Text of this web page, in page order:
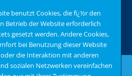
benutzt Cookies, die fï¿½r den
Betrieb der Website erforderlich
gesetzt werden. Andere Cookies,
bei Benutzung dieser Website
die Interaktion mit anderen
sozialen Netzwerken vereinfachen